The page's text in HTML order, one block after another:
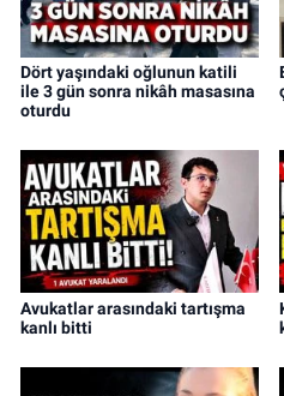
Dört yaşındaki oğlunun katili
ile 3 gün sonra nikâh masasına
oturdu
Avukatlar arasındaki tartışma
kanlı bitti